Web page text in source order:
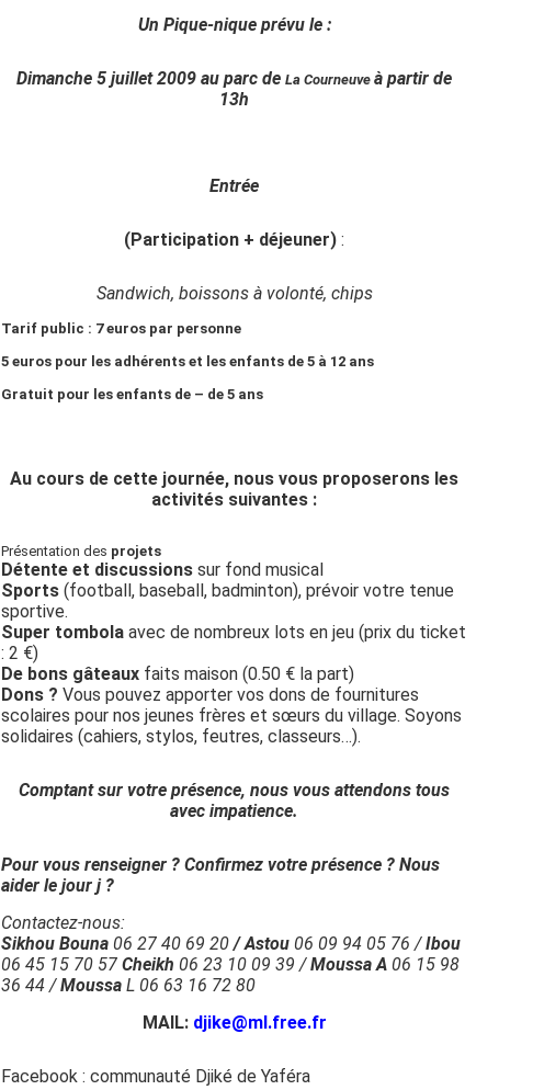
Un Pique-nique prévu le :
Dimanche 5 juillet 2009 au parc de La Courneuve à partir de
13h
Entrée
(Participation + déjeuner) :
Sandwich, boissons à volonté, chips
Tarif public : 7 euros par personne
5 euros pour les adhérents et les enfants de 5 à 12 ans
Gratuit pour les enfants de – de 5 ans
Au cours de cette journée, nous vous proposerons les
activités suivantes :
Présentation des projets
Détente et discussions sur fond musical
Sports (football, baseball, badminton), prévoir votre tenue
sportive.
Super tombola avec de nombreux lots en jeu (prix du ticket
: 2 €)
De bons gâteaux faits maison (0.50 € la part)
Dons ? Vous pouvez apporter vos dons de fournitures
scolaires pour nos jeunes frères et sœurs du village. Soyons
solidaires (cahiers, stylos, feutres, classeurs…).
Comptant sur votre présence, nous vous attendons tous
avec impatience.
Pour vous renseigner ? Confirmez votre présence ? Nous
aider le jour j ?
Contactez-nous:
Sikhou Bouna 06 27 40 69 20/ Astou 06 09 94 05 76 /Ibou
06 45 15 70 57 Cheikh 06 23 10 09 39 /Moussa A 06 15 98
36 44 /Moussa L 06 63 16 72 80
MAIL: djike@ml.free.fr
Facebook : communauté Djiké de Yaféra